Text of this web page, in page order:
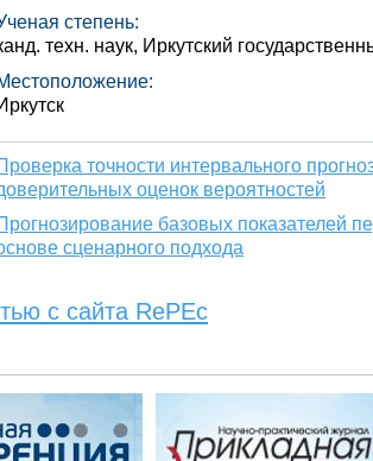
степень:
техн. наук, Иркутский
точности интервального
оценок вероятностей
базовых показателей
сценарного подхода
с сайта RePEc